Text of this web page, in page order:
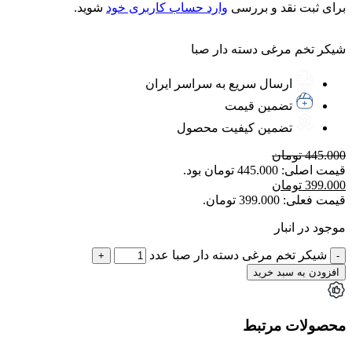
برای ثبت نقد و بررسی وارد حساب کاربری خود شوید.
شیکر تخم مرغی دسته دار صبا
ارسال سریع به سراسر ایران
تضمین قیمت
تضمین کیفیت محصول
445.000 تومان
قیمت اصلی: 445.000 تومان بود.
399.000 تومان
قیمت فعلی: 399.000 تومان.
موجود در انبار
شیکر تخم مرغی دسته دار صبا عدد
افزودن به سبد خرید
محصولات مرتبط